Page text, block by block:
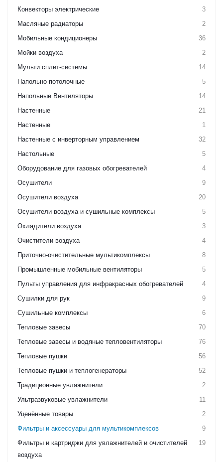
Конвекторы электрические
3
Масляные радиаторы
2
Мобильные кондиционеры
36
Мойки воздуха
2
Мульти сплит-системы
14
Напольно-потолочные
5
Напольные Вентиляторы
14
Настенные
21
Настенные
1
Настенные с инверторным управлением
32
Настольные
5
Оборудование для газовых обогревателей
4
Осушители
9
Осушители воздуха
20
Осушители воздуха и сушильные комплексы
5
Охладители воздуха
3
Очистители воздуха
4
Приточно-очистительные мультикомплексы
8
Промышленные мобильные вентиляторы
5
Пульты управления для инфракрасных обогревателей
4
Сушилки для рук
9
Сушильные комплексы
6
Тепловые завесы
70
Тепловые завесы и водяные тепловентиляторы
76
Тепловые пушки
56
Тепловые пушки и теплогенераторы
52
Традиционные увлажнители
2
Ультразвуковые увлажнители
11
Уценённые товары
2
Фильтры и аксессуары для мультикомплексов
9
Фильтры и картриджи для увлажнителей и очистителей
воздуха
19